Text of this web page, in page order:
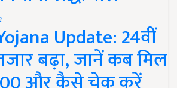
Update: 24वीं
बढ़ा, जानें कब मिल